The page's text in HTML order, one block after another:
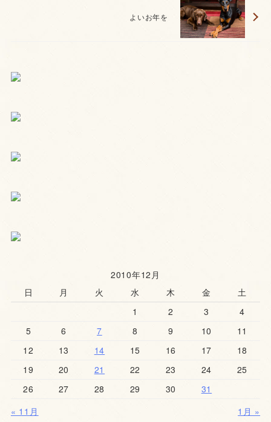
よいお年を
2010年12月
日
月 火 水 木 金
土
1
2 3
4
5
6 7 8 9 10
11
12
13 14 15 16 17
18
19
20 21 22 23 24
25
26
27 28 29 30
31
« 11月
1月 »